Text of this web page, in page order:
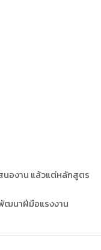
นองาน แล้วแต่หลักสูตร
ฒนาฝีมือแรงงาน